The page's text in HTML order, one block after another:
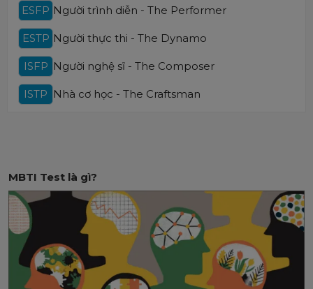
ESFP Người trình diễn - The Performer
ESTP Người thực thi - The Dynamo
ISFP Người nghệ sĩ - The Composer
ISTP Nhà cơ học - The Craftsman
MBTI Test là gì?